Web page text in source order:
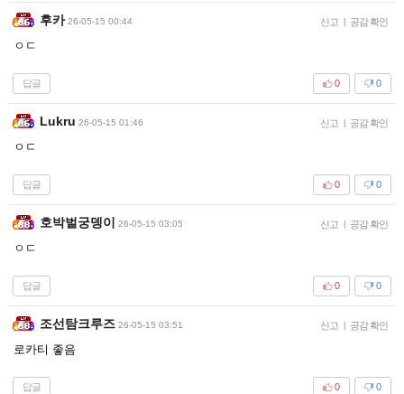
후카 26-05-15 00:44 신고 | 공감 확인
ㅇㄷ
답글 0
0
Lukru 26-05-15 01:46 신고 | 공감 확인
ㅇㄷ
답글 0
0
호박벌궁뎅이 26-05-15 03:05 신고 | 공감 확인
ㅇㄷ
답글 0
0
조선탐크루즈 26-05-15 03:51 신고 | 공감 확인
로카티 좋음
답글 0
0